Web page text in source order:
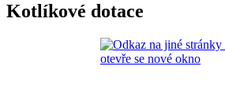
Kotlíkové dotace